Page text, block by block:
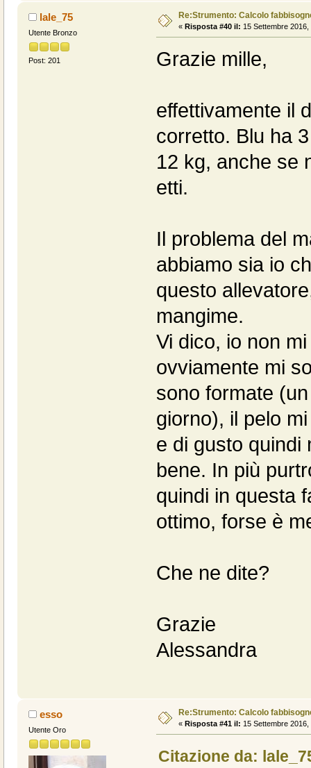
lale_75
Utente Bronzo
Post: 201
Re:Strumento: Calcolo
« Risposta #40 il: 15 Settembre 2016,
Grazie mille,
effettivamente il
corretto. Blu ha
12 kg, anche se
etti.
Il problema del
abbiamo sia io
questo
mangime.
Vi dico, io non
ovviamente mi
sono formate
giorno), il pelo
e di gusto quindi
bene. In più
quindi in questa
ottimo, forse è
Che ne dite?
Grazie
Alessandra
esso
Utente Oro
Re:Strumento: Calcolo
« Risposta #41 il: 15 Settembre 2016,
Citazione da: